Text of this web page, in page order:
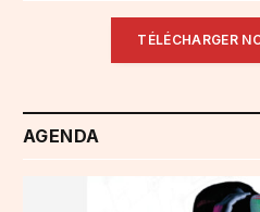
TÉLÉCHARGER
AGENDA